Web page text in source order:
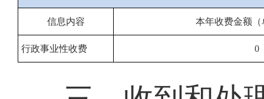
信息内容 本年收费金额
行政事业性收费 0